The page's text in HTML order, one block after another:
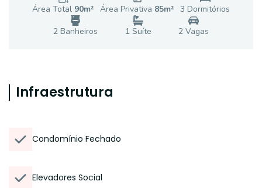
Área Total 90m² Área Privativa 85m² 3 Dormitórios
2 Banheiros 1 Suíte 2Vagas
Infraestrutura
Condomínio Fechado
Elevadores Social